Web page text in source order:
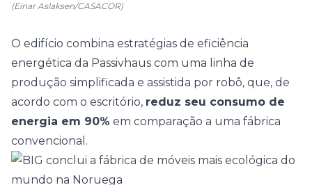
(Einar Aslaksen/CASACOR)
O edifício combina estratégias de eficiência
energética da Passivhaus com uma linha de
produção simplificada e assistida por robô, que, de
acordo com o escritório, reduz seu consumo de
energia em 90% em comparação a uma fábrica
convencional.